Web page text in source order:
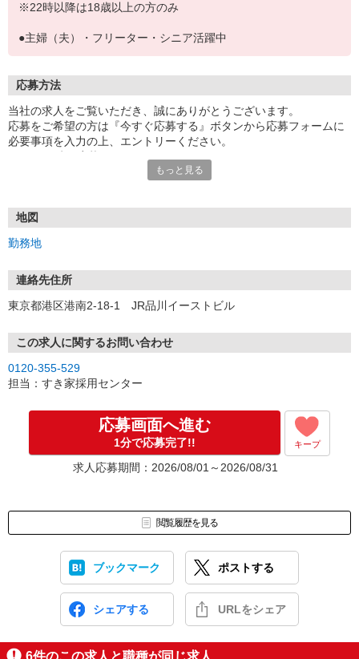
※22時以降は18歳以上の方のみ
●主婦（夫）・フリーター・シニア活躍中
応募方法
当社の求人をご覧いただき、誠にありがとうございます。
応募をご希望の方は『今すぐ応募する』ボタンから応募フォームに
必要事項を入力の上、エントリーください。
号」など
もっと見る
地図
勤務地
連絡先住所
東京都港区港南2-18-1 JR品川イーストビル
この求人に関するお問い合わせ
0120-355-529
担当：すき家採用センター
応募画面へ進む
1分で応募完了!! キープ
求人応募期間：2026/08/01～2026/08/31
閲覧履歴を見る
ブックマーク ポストする
シェアする URLをシェア
6件のこの求人と職種が同じ求人